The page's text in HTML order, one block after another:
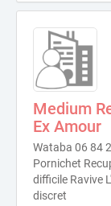
Medium
Ex Amour
Wataba 06 84
Pornichet
difficile Ravive
discret